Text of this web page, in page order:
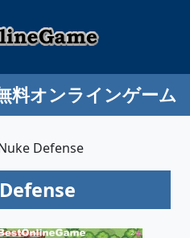
料オンラインゲーム
Defense